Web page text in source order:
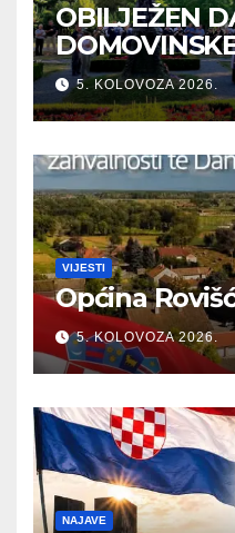
OBILJEŽEN
TE DAN
BRANITELJA
5. KOLOVOZA 2026.
VIJESTI
Općina
5. KOLOVOZA 2026.
NAJAVE